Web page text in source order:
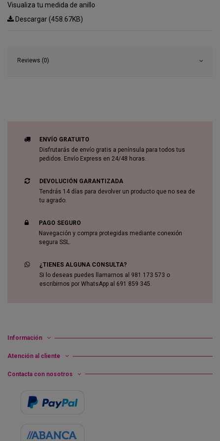
Visualiza tu medida de anillo
Descargar (458.67KB)
Reviews (0)
ENVÍO GRATUITO
Disfrutarás de envío gratis a península para todos tus
pedidos. Envío Express en 24/48 horas.
DEVOLUCIÓN GARANTIZADA
Tendrás 14 días para devolver un producto que no sea de
tu agrado.
PAGO SEGURO
Navegación y compra protegidas mediante conexión
segura SSL.
¿TIENES ALGUNA CONSULTA?
Si lo deseas puedes llamarnos al 981 173 573 o
escribirnos por WhatsApp al 691 859 345.
Información
Atención al cliente
Contacta con nosotros